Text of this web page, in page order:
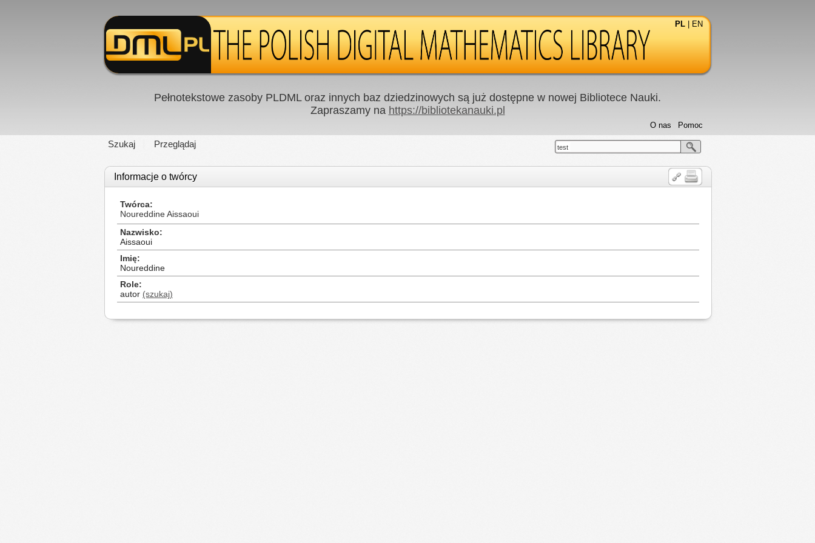
PL EN
Pełnotekstowe zasoby PLDML oraz innych baz dziedzinowych są już dostępne w nowej Bibliotece Nauki.
Zapraszamy na https://bibliotekanauki.pl
Szukaj Przeglądaj
Pomoc
O nas
test
Informacje o twórcy
Twórca
Noureddine Aissaoui
Nazwisko
Aissaoui
Imię
Noureddine
Role
autor (szukaj)